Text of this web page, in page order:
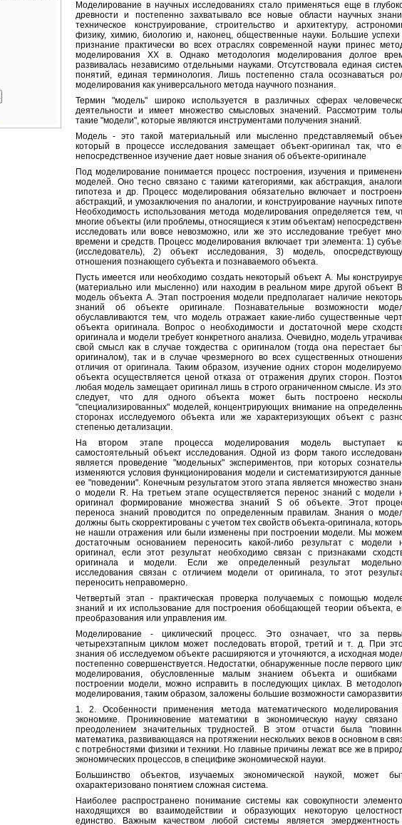
Моделирование в научных исследованиях стало применяться еще в
древности и постепенно захватывало все новые области научных
техническое конструирование, строительство и архитектуру,
физику, химию, биологию и, наконец, общественные науки. Большие
признание практически во всех отраслях современной науки принес
моделирования ХХ в. Однако методология моделирования долгое
развивалась независимо отдельными науками. Отсутствовала единая
понятий, единая терминология. Лишь постепенно стала осознаваться
моделирования как универсального метода научного познания.
Термин "модель" широко используется в различных сферах
деятельности и имеет множество смысловых значений. Рассмотрим
такие "модели", которые являются инструментами получения знаний.
Модель - это такой материальный или мысленно представляемый
который в процессе исследования замещает объект-оригинал так, что
непосредственное изучение дает новые знания об объекте-оригинале
Под моделирование понимается процесс построения, изучения и
моделей. Оно тесно связано с такими категориями, как абстракция,
гипотеза и др. Процесс моделирования обязательно включает и
абстракций, и умозаключения по аналогии, и конструирование научных
Необходимость использования метода моделирования определяется тем,
многие объекты (или проблемы, относящиеся к этим объектам)
исследовать или вовсе невозможно, или же это исследование требует
времени и средств. Процесс моделирования включает три элемента: 1)
(исследователь), 2) объект исследования, 3) модель,
отношения познающего субъекта и познаваемого объекта.
Пусть имеется или необходимо создать некоторый объект А. Мы
(материально или мысленно) или находим в реальном мире другой объект
модель объекта А. Этап построения модели предполагает наличие
знаний об объекте оригинале. Познавательные возможности
обуславливаются тем, что модель отражает какие-либо существенные
объекта оригинала. Вопрос о необходимости и достаточной мере
оригинала и модели требует конкретного анализа. Очевидно, модель
свой смысл как в случае тождества с оригиналом (тогда она перестает
оригиналом), так и в случае чрезмерного во всех существенных
отличия от оригинала. Таким образом, изучение одних сторон
объекта осуществляется ценой отказа от отражения других сторон.
любая модель замещает оригинал лишь в строго ограниченном смысле. Из
следует, что для одного объекта может быть построено
"специализированных" моделей, концентрирующих внимание на
сторонах исследуемого объекта или же характеризующих объект с
степенью детализации.
На втором этапе процесса моделирования модель выступает
самостоятельный объект исследования. Одной из форм такого
является проведение "модельных" экспериментов, при которых
изменяются условия функционирования модели и систематизируются
ее "поведении". Конечным результатом этого этапа является множество
о модели R. На третьем этапе осуществляется перенос знаний с модели
оригинал формирование множества знаний S об объекте. Этот
переноса знаний проводится по определенным правилам. Знания о
должны быть скорректированы с учетом тех свойств объекта-оригинала,
не нашли отражения или были изменены при построении модели. Мы
достаточным основанием переносить какой-либо результат с модели
оригинал, если этот результат необходимо связан с признаками
оригинала и модели. Если же определенный результат
исследования связан с отличием модели от оригинала, то этот
переносить неправомерно.
Четвертый этап - практическая проверка получаемых с помощью
знаний и их использование для построения обобщающей теории объекта,
преобразования или управления им.
Моделирование - циклический процесс. Это означает, что за
четырехэтапным циклом может последовать второй, третий и т. д. При
знания об исследуемом объекте расширяются и уточняются, а исходная
постепенно совершенствуется. Недостатки, обнаруженные после первого
моделирования, обусловленные малым знанием объекта и
построении модели, можно исправить в последующих циклах. В
моделирования, таким образом, заложены большие возможности
1. 2. Особенности применения метода математического
экономике. Проникновение математики в экономическую науку
преодолением значительных трудностей. В этом отчасти была
математика, развивающаяся на протяжении нескольких веков в основном в
с потребностями физики и техники. Но главные причины лежат все же в
экономических процессов, в специфике экономической науки.
Большинство объектов, изучаемых экономической наукой, может
охарактеризовано понятием сложная система.
Наиболее распространено понимание системы как совокупности
находящихся во взаимодействии и образующих некоторую
единство. Важным качеством любой системы является